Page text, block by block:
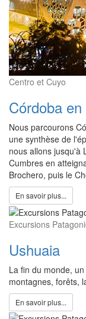
Centro et Cuyo
Córdoba
Nous parcourons
une synthèse de
nous allons jusqu'à
Cumbres en
Brochero, puis le
En savoir plus...
Excursions
Ushuaia
La fin du monde,
montagnes, forêts,
En savoir plus...